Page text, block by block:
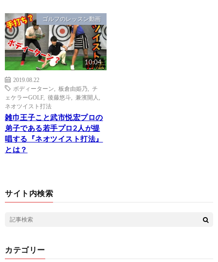
ゴルフのレッスン動画
10:04
2019.08.22
ボディーターン
板倉由姫乃
チ
ェケラーGOLF, 後藤悠斗 兼濱開人
ネオツイスト打法
雑巾王子こと武市悦宏プロの
弟子である若手プロ2人が提
唱する『ネオツイスト打法』
とは？
サイト内検索
カテゴリー